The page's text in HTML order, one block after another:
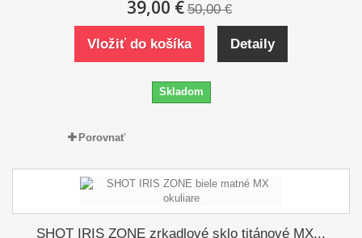
39,00 € 50,00 €
Vložiť do košíka Detaily
Skladom
Porovnať
SHOT IRIS ZONE zrkadlové sklo titánové MX...